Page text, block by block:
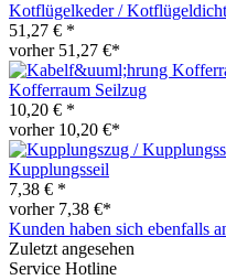
Kotflügelkeder /
51,27 € *
vorher 51,27 €*
Kofferraum Seilzug
10,20 € *
vorher 10,20 €*
Kupplungsseil
7,38 € *
vorher 7,38 €*
Kunden haben sich ebenfalls
Zuletzt angesehen
Service Hotline